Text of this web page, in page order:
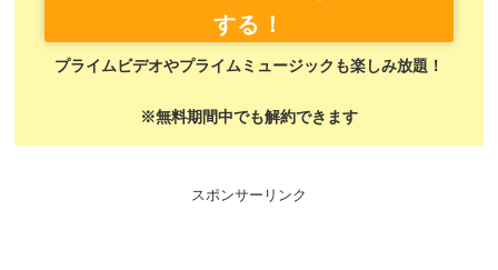
する！
プライムビデオやプライムミュージックも楽しみ放題！
※無料期間中でも解約できます
スポンサーリンク